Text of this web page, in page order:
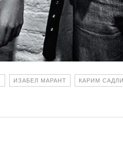
ИЗАБЕЛ МАРАНТ КАРИМ САДЛИ